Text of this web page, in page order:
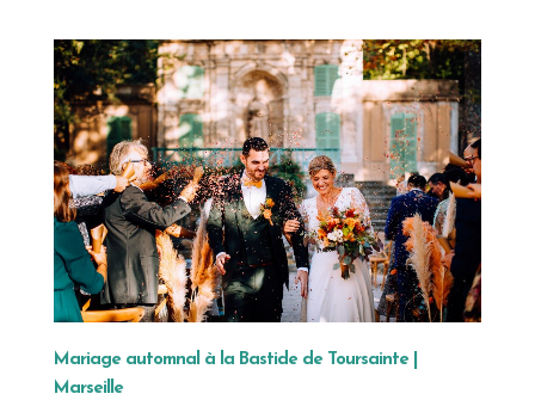
Mariage automnal à la Bastide de Toursainte |
Marseille